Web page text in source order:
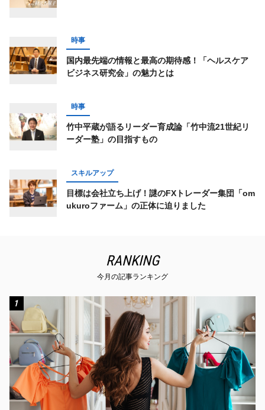
時事
国内最先端の情報と最高の期待感！「ヘルスケア
ビジネス研究会」の魅力とは
時事
竹中平蔵が語るリーダー育成論「竹中流21世紀リ
ーダー塾」の目指すもの
スキルアップ
目標は会社立ち上げ！謎のFXトレーダー集団「om
ukuroファーム」の正体に迫りました
RANKING
今月の記事ランキング
1